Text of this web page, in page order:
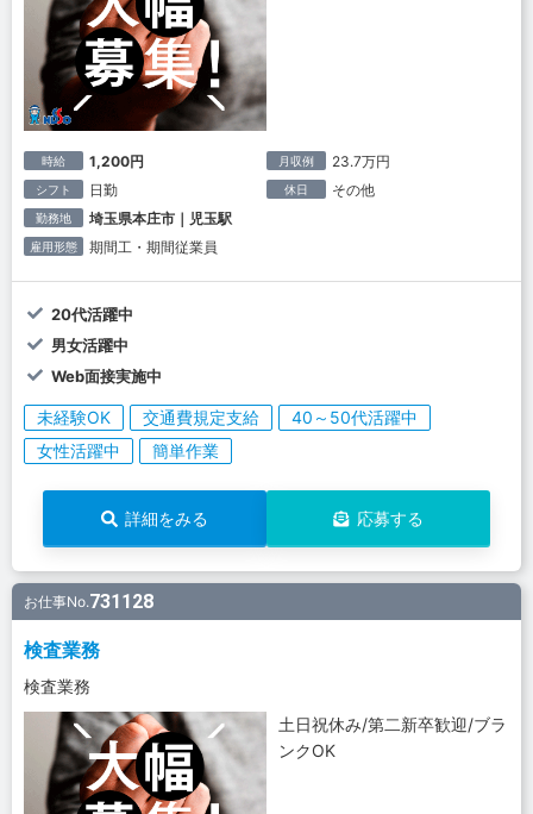
時給 1,200円 月収例 23.7万円
シフト 日勤 休日 その他
勤務地 埼玉県本庄市｜児玉駅
雇用形態 期間工・期間従業員
20代活躍中
男女活躍中
Web面接実施中
未経験OK 交通費規定支給
40～50代活躍中
女性活躍中
簡単作業
詳細をみる 応募する
お仕事No.731128
検査業務
検査業務
土日祝休み/第二新卒歓迎/ブラ
ンクOK